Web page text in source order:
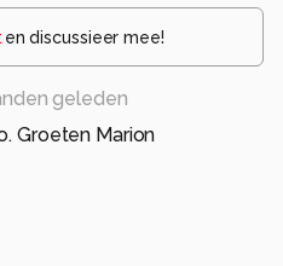
en discussieer mee!
geleden
Groeten Marion